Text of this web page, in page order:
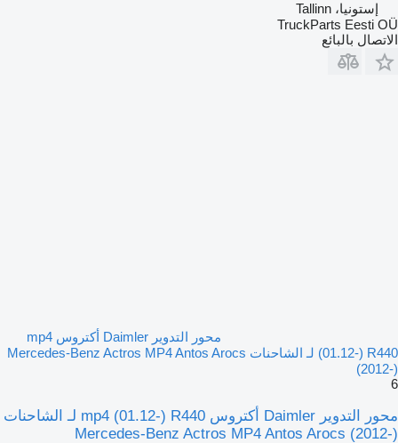
إستونيا، Tallinn
TruckParts Eesti OÜ
الاتصال بالبائع
محور التدوير Daimler أكتروس mp4
(01.12-) R440 لـ الشاحنات Mercedes-Benz Actros MP4 Antos Arocs
(2012-)
6
محور التدوير Daimler أكتروس mp4 (01.12-) R440 لـ الشاحنات
Mercedes-Benz Actros MP4 Antos Arocs (2012-)